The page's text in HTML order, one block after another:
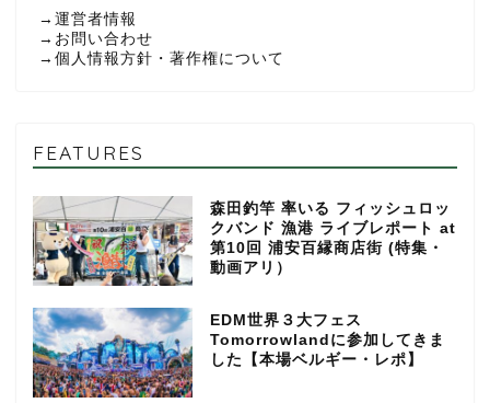
→ 運営者情報
→ お問い合わせ
→ 個人情報方針・著作権について
FEATURES
森田釣竿 率いる フィッシュロッ
クバンド 漁港 ライブレポート at
第10回 浦安百縁商店街 (特集・
動画アリ）
EDM世界３大フェス
Tomorrowlandに参加してきま
した【本場ベルギー・レポ】